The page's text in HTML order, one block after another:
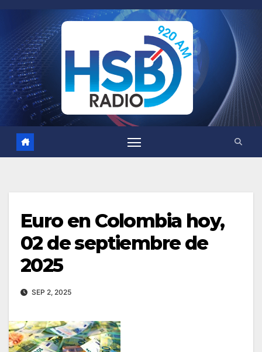
Euro en Colombia hoy,
02 de septiembre de
2025
SEP 2, 2025